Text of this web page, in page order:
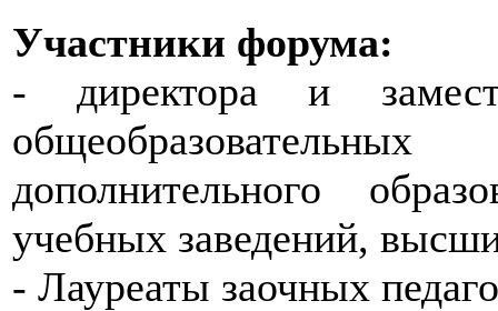
Участники форума:
- директора и
дополнительного
учебных заведений,
- Лауреаты заочных